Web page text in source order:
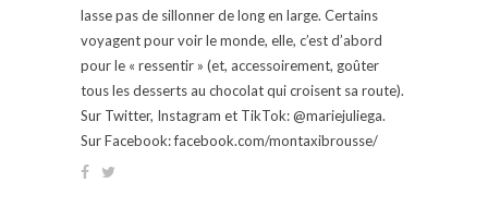
lasse pas de sillonner de long en large. Certains
voyagent pour voir le monde, elle, c’est d’abord
pour le « ressentir » (et, accessoirement, goûter
tous les desserts au chocolat qui croisent sa route).
Sur Twitter, Instagram et TikTok: @mariejuliega.
Sur Facebook: facebook.com/montaxibrousse/